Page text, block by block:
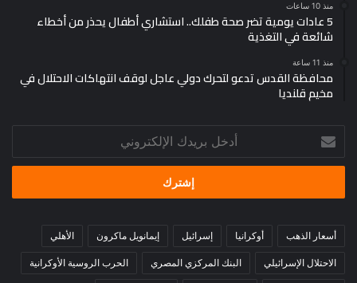
منذ 10 ساعات
5 عادات يومية تضر صحة طفلك.. استشاري أطفال يحذر من أخطاء
شائعة في التغذية
منذ 11 ساعة
محافظة القدس تدعو لتحرك دولي عاجل لوقف انتهاكات الاحتلال في
مخيم قلنديا
بريدك
الإلكتروني
أسعار الذهب أوكرانيا إسرائيل إيمانويل ماكرون الأهلي
الاحتلال الإسرائيلي البنك المركزي المصري الحرب الروسية الأوكرانية